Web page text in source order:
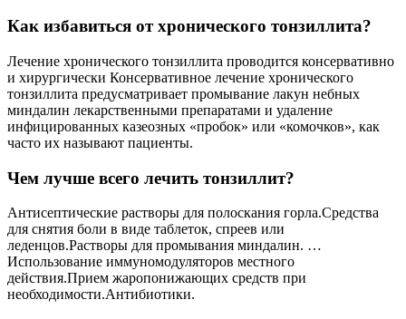
Как избавиться от хронического тонзиллита?
Лечение хронического тонзиллита проводится консервативно
и хирургически Консервативное лечение хронического
тонзиллита предусматривает промывание лакун небных
миндалин лекарственными препаратами и удаление
инфицированных казеозных «пробок» или «комочков», как
часто их называют пациенты.
Чем лучше всего лечить тонзиллит?
Антисептические растворы для полоскания горла.Средства
для снятия боли в виде таблеток, спреев или
леденцов.Растворы для промывания миндалин. …
Использование иммуномодуляторов местного
действия.Прием жаропонижающих средств при
необходимости.Антибиотики.